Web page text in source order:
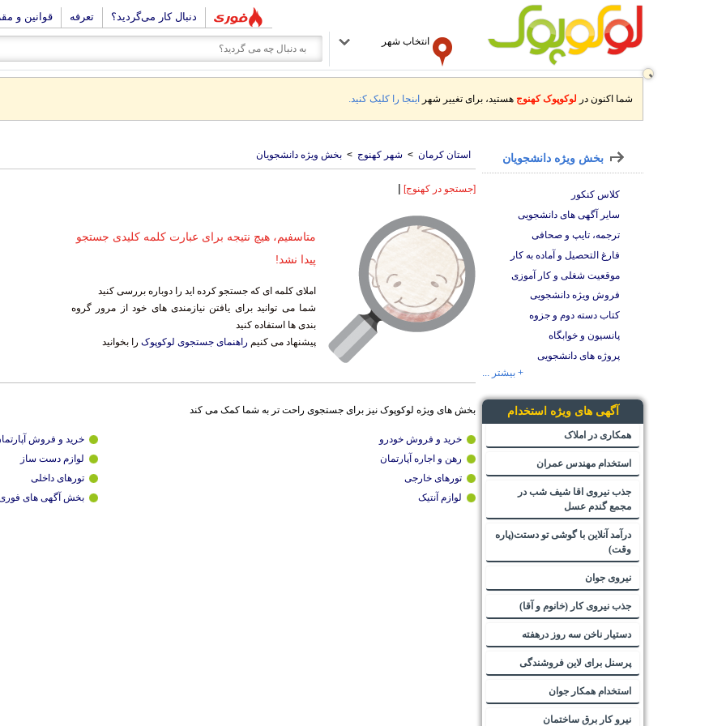
دنبال کار می‌گردید؟ تعرفه قوانین و
انتخاب شهر
شما اکنون در لوکوپوک کهنوج هستید، برای تغییر شهر اینجا را کلیک کنید.
استان کرمان > شهر کهنوج > بخش ویژه دانشجویان
[جستجو در کهنوج] |
متاسفیم، هیچ نتیجه برای عبارت کلمه کلیدی جستجو
پیدا نشد!
املای کلمه ای که جستجو کرده اید را دوباره بررسی کنید
شما می توانید برای یافتن نیازمندی های خود از مرور گروه
بندی ها استفاده کنید
پیشنهاد می کنیم راهنمای جستجوی لوکوپوک را بخوانید
بخش های ویژه لوکوپوک نیز برای جستجوی راحت تر به شما کمک می کند
خرید و فروش خودرو
خرید و فروش
رهن و اجاره آپارتمان
لوازم دست ساز
تورهای خارجی
تورهای داخلی
لوازم آنتیک
بخش آگهی های
بخش ویژه دانشجویان
کلاس کنکور
سایر آگهی های دانشجویی
ترجمه، تایپ و صحافی
فارغ التحصیل و آماده به کار
موقعیت شغلی و کار آموزی
فروش ویژه دانشجویی
کتاب دسته دوم و جزوه
پانسیون و خوابگاه
پروژه های دانشجویی
+ بیشتر ...
آگهی های ویژه استخدام
همکاری در املاک
استخدام مهندس عمران
جذب نیروی اقا شیف شب در
مجمع گندم عسل
درآمد آنلاین با گوشی تو دستت(پاره
وقت)
نیروی جوان
جذب نیروی کار (خانوم و آقا)
دستیار ناخن سه روز درهفته
پرسنل برای لاین فروشندگی
استخدام همکار جوان
نیرو کار برق ساختمان